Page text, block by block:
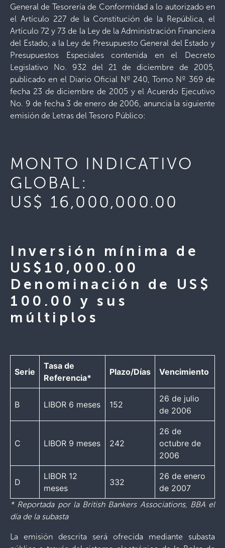
General de Tesorería de Conformidad a lo autorizado en
el Artículo 227 de la Constitución de la República, el
Artículo 72 y 73 de la Ley de la Administración Financiera
del Estado, a la Ley de Presupuesto General del Estado y
Presupuestos Especiales contenida en el Decreto
Legislativo No. 932 del 21 de diciembre de 2005,
publicado en el Diario Oficial Nº 240, Tomo Nº 369 de
fecha 23 de diciembre de 2005 y el Acuerdo Ejecutivo
No. 9 de fecha 3 de enero de 2006, anuncia la siguiente
emisión de Letras del Tesoro Público:
MONTO INDICATIVO
GLOBAL:
US$ 16,000,000.00
Inversión mínima de
US$10,000.00
Denominación de US$
100.00 y sus
múltiplos
Serie
Tasa de
Referencia*
Plazo/Días Vencimiento
B LIBOR 6 meses 152
26 de julio
de 2006
C LIBOR 9 meses 242
26 de
octubre de
2006
D
LIBOR 12
meses
332
26 de enero
de 2007
* Reportada por la British Bankers Associations, BBA el
día de la subasta
La emisión descrita será ofrecida mediante subasta